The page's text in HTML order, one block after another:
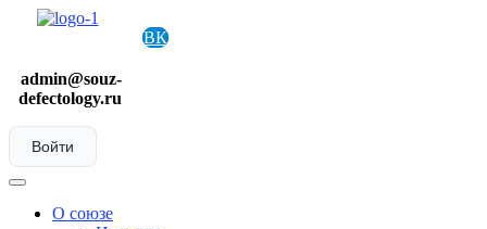
Skip
ВК
admin@souz-
defectology.ru
Войти
Menu
О союзе